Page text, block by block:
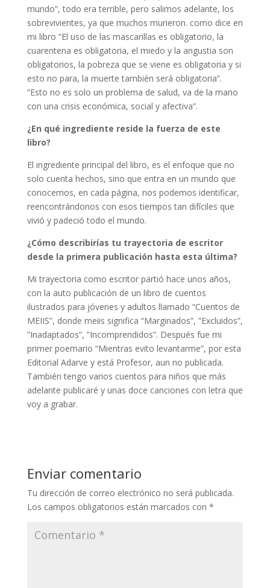
mundo”, todo era terrible, pero salimos adelante, los
sobrevivientes, ya que muchos murieron. como dice en
mi libro “El uso de las mascarillas es obligatorio, la
cuarentena es obligatoria, el miedo y la angustia son
obligatorios, la pobreza que se viene es obligatoria y si
esto no para, la muerte también será obligatoria”.
”Esto no es solo un problema de salud, va de la mano
con una crisis económica, social y afectiva”.
¿En qué ingrediente reside la fuerza de este
libro?
El ingrediente principal del libro, es el enfoque que no
solo cuenta hechos, sino que entra en un mundo que
conocemos, en cada página, nos podemos identificar,
reencontrándonos con esos tiempos tan difíciles que
vivió y padeció todo el mundo.
¿Cómo describirías tu trayectoria de escritor
desde la primera publicación hasta esta última?
Mi trayectoria como escritor partió hace unos años,
con la auto publicación de un libro de cuentos
ilustrados para jóvenes y adultos llamado “Cuentos de
MEIIS”, donde meiis significa “Marginados”, ”Excluidos”,
”Inadaptados”, ”Incomprendidos”. Después fue mi
primer poemario “Mientras evito levantarme”, por esta
Editorial Adarve y está Profesor, aun no publicada.
También tengo varios cuentos para niños que más
adelante publicaré y unas doce canciones con letra que
voy a grabar.
Enviar comentario
Tu dirección de correo electrónico no será publicada.
Los campos obligatorios están marcados con *